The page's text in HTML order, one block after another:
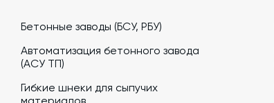
Бетонные заводы (БСУ, РБУ)
Автоматизация бетонного завода
(АСУ ТП)
Гибкие шнеки для сыпучих
материалов